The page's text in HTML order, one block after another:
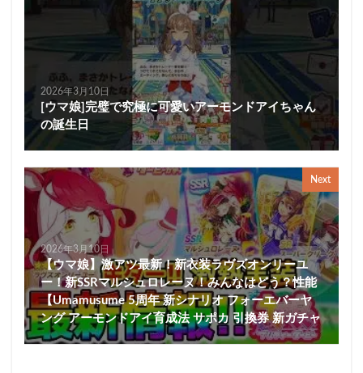
2026年3月10日
[ウマ娘]完璧で究極に可愛いアーモンドアイちゃん
の誕生日
Next
2026年3月10日
【ウマ娘】激アツ最新！新衣装ラヴズオンリーユ
ー！新SSRマルシュロレーヌ！みんなはどう？性能
【Umamusume 5周年 新シナリオ フォーエバーヤ
ング アーモンドアイ育成法 サポカ 引換券 新ガチャ